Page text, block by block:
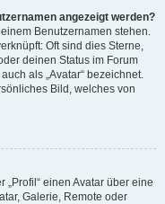
angezeigt werden?
Benutzernamen stehen.
Oft sind dies Sterne,
deinen Status im Forum
als „Avatar“ bezeichnet.
Bild, welches von
einen Avatar über eine
Galerie, Remote oder